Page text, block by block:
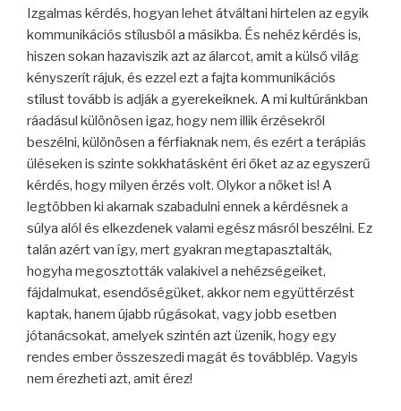
Izgalmas kérdés, hogyan lehet átváltani hirtelen az egyik
kommunikációs stílusból a másikba. És nehéz kérdés is,
hiszen sokan hazaviszik azt az álarcot, amit a külső világ
kényszerít rájuk, és ezzel ezt a fajta kommunikációs
stílust tovább is adják a gyerekeiknek. A mi kultúránkban
ráadásul különösen igaz, hogy nem illik érzésekről
beszélni, különösen a férfiaknak nem, és ezért a terápiás
üléseken is szinte sokkhatásként éri őket az az egyszerű
kérdés, hogy milyen érzés volt. Olykor a nőket is! A
legtöbben ki akarnak szabadulni ennek a kérdésnek a
súlya alól és elkezdenek valami egész másról beszélni. Ez
talán azért van így, mert gyakran megtapasztalták,
hogyha megosztották valakivel a nehézségeiket,
fájdalmukat, esendőségüket, akkor nem együttérzést
kaptak, hanem újabb rúgásokat, vagy jobb esetben
jótanácsokat, amelyek szintén azt üzenik, hogy egy
rendes ember összeszedi magát és továbblép. Vagyis
nem érezheti azt, amit érez!